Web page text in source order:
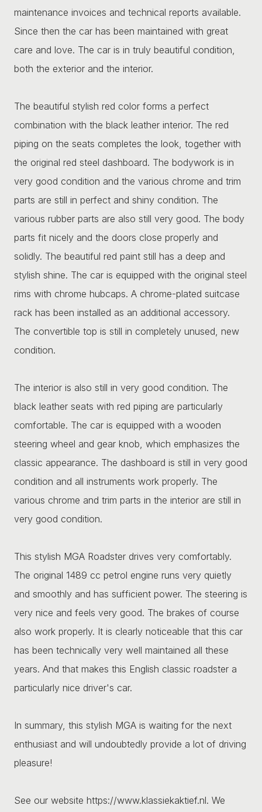
maintenance invoices and technical reports available.
Since then the car has been maintained with great
care and love. The car is in truly beautiful condition,
both the exterior and the interior.
The beautiful stylish red color forms a perfect
combination with the black leather interior. The red
piping on the seats completes the look, together with
the original red steel dashboard. The bodywork is in
very good condition and the various chrome and trim
parts are still in perfect and shiny condition. The
various rubber parts are also still very good. The body
parts fit nicely and the doors close properly and
solidly. The beautiful red paint still has a deep and
stylish shine. The car is equipped with the original steel
rims with chrome hubcaps. A chrome-plated suitcase
rack has been installed as an additional accessory.
The convertible top is still in completely unused, new
condition.
The interior is also still in very good condition. The
black leather seats with red piping are particularly
comfortable. The car is equipped with a wooden
steering wheel and gear knob, which emphasizes the
classic appearance. The dashboard is still in very good
condition and all instruments work properly. The
various chrome and trim parts in the interior are still in
very good condition.
This stylish MGA Roadster drives very comfortably.
The original 1489 cc petrol engine runs very quietly
and smoothly and has sufficient power. The steering is
very nice and feels very good. The brakes of course
also work properly. It is clearly noticeable that this car
has been technically very well maintained all these
years. And that makes this English classic roadster a
particularly nice driver's car.
In summary, this stylish MGA is waiting for the next
enthusiast and will undoubtedly provide a lot of driving
pleasure!
See our website https://www.klassiekaktief.nl. We